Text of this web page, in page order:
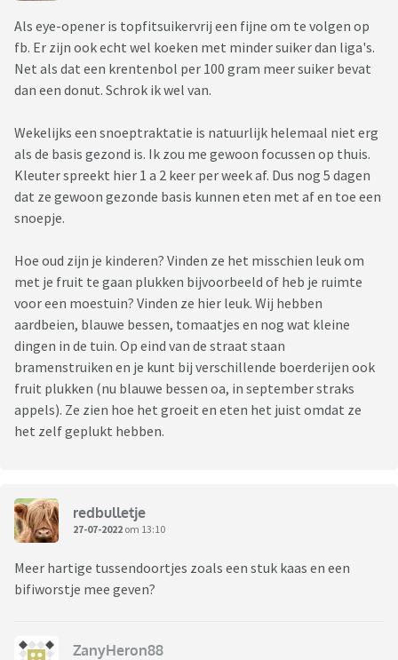
Als eye-opener is topfitsuikervrij een fijne om te volgen op
fb. Er zijn ook echt wel koeken met minder suiker dan liga's.
Net als dat een krentenbol per 100 gram meer suiker bevat
dan een donut. Schrok ik wel van.
Wekelijks een snoeptraktatie is natuurlijk helemaal niet erg
als de basis gezond is. Ik zou me gewoon focussen op thuis.
Kleuter spreekt hier 1 a 2 keer per week af. Dus nog 5 dagen
dat ze gewoon gezonde basis kunnen eten met af en toe een
snoepje.
Hoe oud zijn je kinderen? Vinden ze het misschien leuk om
met je fruit te gaan plukken bijvoorbeeld of heb je ruimte
voor een moestuin? Vinden ze hier leuk. Wij hebben
aardbeien, blauwe bessen, tomaatjes en nog wat kleine
dingen in de tuin. Op eind van de straat staan
bramenstruiken en je kunt bij verschillende boerderijen ook
fruit plukken (nu blauwe bessen oa, in september straks
appels). Ze zien hoe het groeit en eten het juist omdat ze
het zelf geplukt hebben.
redbulletje
27-07-2022 om 13:10
Meer hartige tussendoortjes zoals een stuk kaas en een
bifiworstje mee geven?
ZanyHeron88